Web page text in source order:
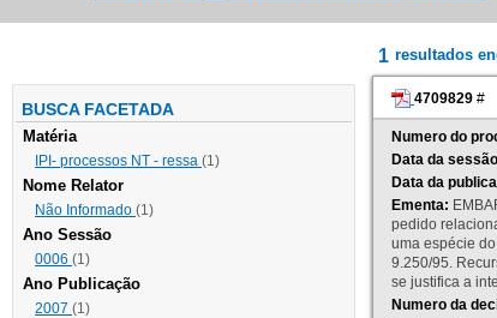
BUSCA FACETADA
Matéria
IPI- processos NT - ressa (1)
Nome Relator
Não Informado (1)
Ano Sessão
0006 (1)
Ano Publicação
2007 (1)
1 resultados
4709829 #
Numero do
Data da
Data da
Ementa:
pedido
uma espécie
9.250/95.
se justifica a
Numero da